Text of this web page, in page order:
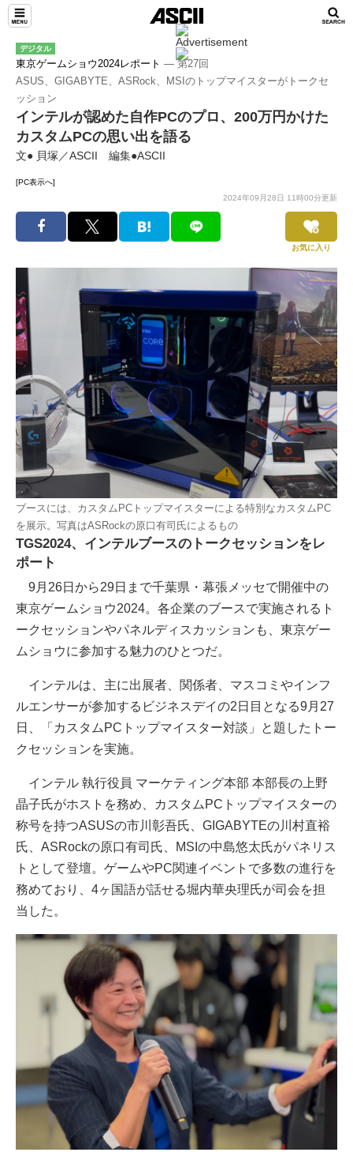
デジタル
東京ゲームショウ2024レポート ― 第27回
ASUS、GIGABYTE、ASRock、MSIのトップマイスターがトークセ
ッション
インテルが認めた自作PCのプロ、200万円かけた
カスタムPCの思い出を語る
文● 貝塚／ASCII 編集●ASCII
[PC表示へ]
2024年09月28日 11時00分更新
お気に入り
ブースには、カスタムPCトップマイスターによる特別なカスタムPC
を展示。写真はASRockの原口有司氏によるもの
TGS2024、インテルブースのトークセッションをレ
ポート
9月26日から29日まで千葉県・幕張メッセで開催中の
東京ゲームショウ2024。各企業のブースで実施されるト
ークセッションやパネルディスカッションも、東京ゲー
ムショウに参加する魅力のひとつだ。
インテルは、主に出展者、関係者、マスコミやインフ
ルエンサーが参加するビジネスデイの2日目となる9月27
日、「カスタムPCトップマイスター対談」と題したトー
クセッションを実施。
インテル 執行役員 マーケティング本部 本部長の上野
晶子氏がホストを務め、カスタムPCトップマイスターの
称号を持つASUSの市川彰吾氏、GIGABYTEの川村直裕
氏、ASRockの原口有司氏、MSIの中島悠太氏がパネリス
トとして登壇。ゲームやPC関連イベントで多数の進行を
務めており、4ヶ国語が話せる堀内華央理氏が司会を担
当した。